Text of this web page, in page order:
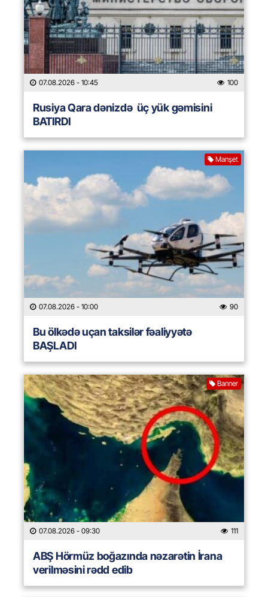
07.08.2026 - 10:45 100
Rusiya Qara dənizdə üç yük gəmisini
BATIRDI
Manşet
07.08.2026 - 10:00 90
Bu ölkədə uçan taksilər fəaliyyətə
BAŞLADI
Banner
07.08.2026 - 09:30 111
ABŞ Hörmüz boğazında nəzarətin İrana
verilməsini rədd edib